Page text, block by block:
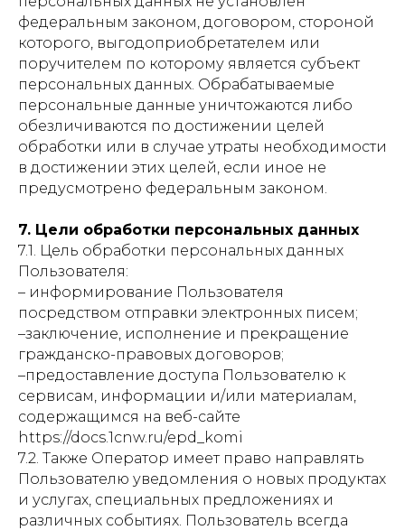
федеральным законом, договором, стороной
которого, выгодоприобретателем или
поручителем по которому является субъект
персональных данных. Обрабатываемые
персональные данные уничтожаются либо
обезличиваются по достижении целей
обработки или в случае утраты необходимости
в достижении этих целей, если иное не
предусмотрено федеральным законом.
7. Цели обработки персональных данных
7.1. Цель обработки персональных данных
Пользователя:
– информирование Пользователя
посредством отправки электронных писем;
–заключение, исполнение и прекращение
гражданско-правовых договоров;
–предоставление доступа Пользователю к
сервисам, информации и/или материалам,
содержащимся на веб-сайте
https://docs.1cnw.ru/epd_komi
7.2. Также Оператор имеет право направлять
Пользователю уведомления о новых продуктах
и услугах, специальных предложениях и
различных событиях. Пользователь всегда